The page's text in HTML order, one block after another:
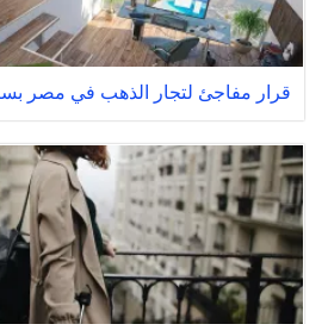
قرار مفاجئ لتجار الذهب في مصر